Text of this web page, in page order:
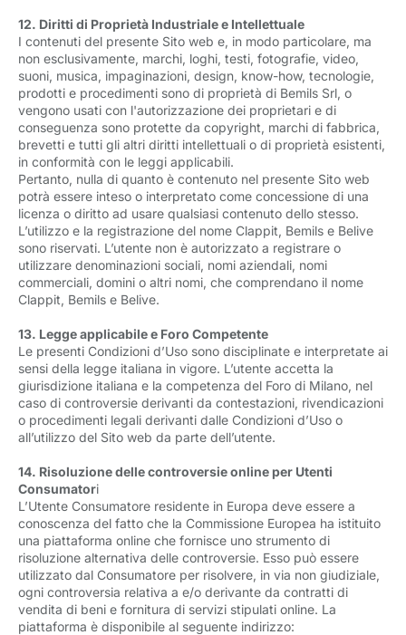
12. Diritti di Proprietà Industriale e Intellettuale
I contenuti del presente Sito web e, in modo particolare, ma
non esclusivamente, marchi, loghi, testi, fotografie, video,
suoni, musica, impaginazioni, design, know-how, tecnologie,
prodotti e procedimenti sono di proprietà di Bemils Srl, o
vengono usati con l'autorizzazione dei proprietari e di
conseguenza sono protette da copyright, marchi di fabbrica,
brevetti e tutti gli altri diritti intellettuali o di proprietà esistenti,
in conformità con le leggi applicabili.
Pertanto, nulla di quanto è contenuto nel presente Sito web
potrà essere inteso o interpretato come concessione di una
licenza o diritto ad usare qualsiasi contenuto dello stesso.
L’utilizzo e la registrazione del nome Clappit, Bemils e Belive
sono riservati. L’utente non è autorizzato a registrare o
utilizzare denominazioni sociali, nomi aziendali, nomi
commerciali, domini o altri nomi, che comprendano il nome
Clappit, Bemils e Belive.
13. Legge applicabile e Foro Competente
Le presenti Condizioni d’Uso sono disciplinate e interpretate ai
sensi della legge italiana in vigore. L’utente accetta la
giurisdizione italiana e la competenza del Foro di Milano, nel
caso di controversie derivanti da contestazioni, rivendicazioni
o procedimenti legali derivanti dalle Condizioni d’Uso o
all’utilizzo del Sito web da parte dell’utente.
14. Risoluzione delle controversie online per Utenti
Consumatori
L’Utente Consumatore residente in Europa deve essere a
conoscenza del fatto che la Commissione Europea ha istituito
una piattaforma online che fornisce uno strumento di
risoluzione alternativa delle controversie. Esso può essere
utilizzato dal Consumatore per risolvere, in via non giudiziale,
ogni controversia relativa a e/o derivante da contratti di
vendita di beni e fornitura di servizi stipulati online. La
piattaforma è disponibile al seguente indirizzo: